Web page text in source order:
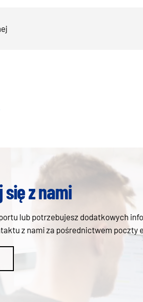
z nami
lub potrzebujesz dodatkowych
z nami za pośrednictwem